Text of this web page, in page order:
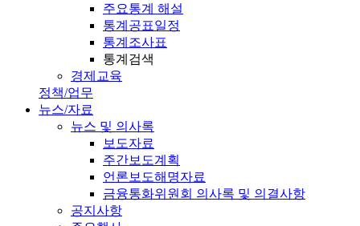
주요통계 해설
통계공표일정
통계조사표
통계검색
경제교육
정책/업무
뉴스/자료
뉴스 및 의사록
보도자료
주간보도계획
언론보도해명자료
금융통화위원회 의사록 및 의결사항
공지사항